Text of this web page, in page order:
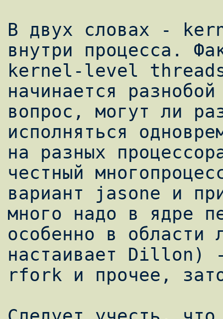
В двух словах -
внутри процесса.
kernel-level
начинается
вопрос, могут ли
исполняться
на разных
честный
вариант jasone и
много надо в ядре
особенно в
настаивает Dillon)
rfork и прочее,